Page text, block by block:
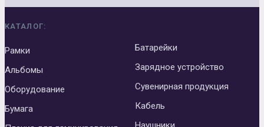
КАТАЛОГ:
Рамки
Альбомы
Оборудование
Бумага
Батарейки
Зарядное устройство
Сувенирная продукция
Кабель